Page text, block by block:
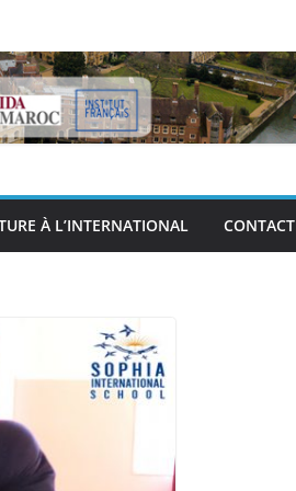
À L’INTERNATIONAL CONTACT